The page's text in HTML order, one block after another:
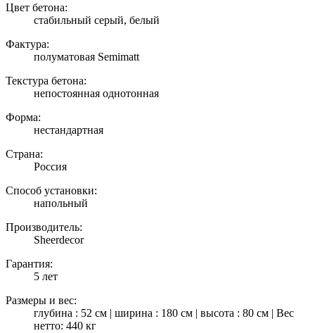
Цвет бетона:
стабильный серый, белый
Фактура:
полуматовая Semimatt
Текстура бетона:
непостоянная однотонная
Форма:
нестандартная
Страна:
Россия
Способ установки:
напольный
Производитель:
Sheerdecor
Гарантия:
5 лет
Размеры и вес:
глубина : 52 см | ширина : 180 см | высота : 80 см | Вес
нетто: 440 кг